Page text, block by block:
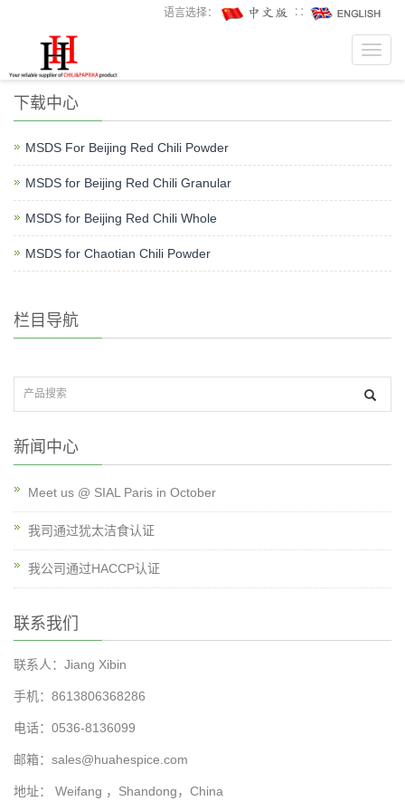
语言选择： ∷
下载中心
MSDS For Beijing Red Chili Powder
MSDS for Beijing Red Chili Granular
MSDS for Beijing Red Chili Whole
MSDS for Chaotian Chili Powder
栏目导航
新闻中心
Meet us @ SIAL Paris in October
我司通过犹太洁食认证
我公司通过HACCP认证
联系我们
联系人：Jiang Xibin
手机：8613806368286
电话：0536-8136099
邮箱： sales@huahespice.com
地址： Weifang ，Shandong，China